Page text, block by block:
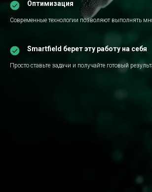
Оптимизация
Современные технологии позволяют выполнять
Smartfield берет эту работу на себя
Просто ставьте задачи и получайте готовый